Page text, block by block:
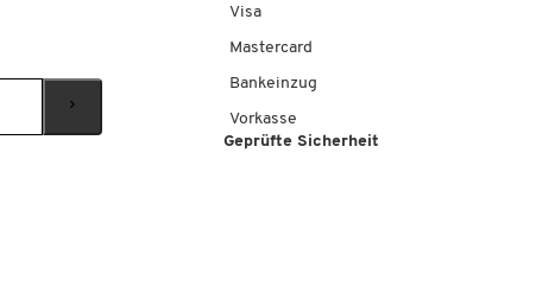
Visa
Mastercard
Bankeinzug
Vorkasse
Geprüfte Sicherheit